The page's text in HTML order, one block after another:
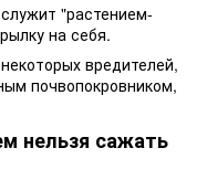
"растением-
на себя.
вредителей,
почвопокровником,
нельзя сажать